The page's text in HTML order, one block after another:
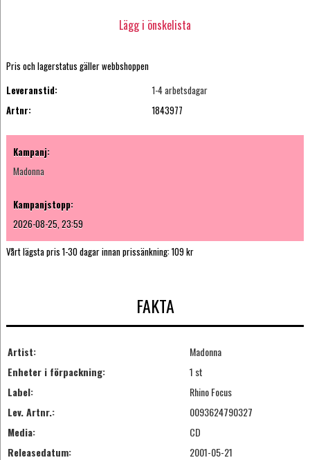
Lägg i önskelista
Pris och lagerstatus gäller webbshoppen
Leveranstid:
1-4 arbetsdagar
Artnr:
1843977
Kampanj:
Madonna
Kampanjstopp:
2026-08-25, 23:59
Vårt lägsta pris 1-30 dagar innan prissänkning:109 kr
FAKTA
Artist:
Madonna
Enheter i förpackning:
1 st
Label:
Rhino Focus
Lev. Artnr.:
0093624790327
Media:
CD
Releasedatum:
2001-05-21